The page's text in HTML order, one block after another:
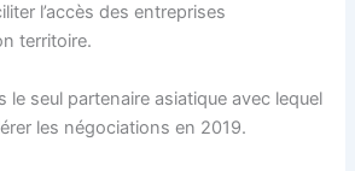
l’accès des entreprises
territoire.
le seul partenaire asiatique avec lequel
les négociations en 2019.